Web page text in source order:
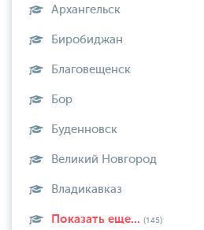
Архангельск
Биробиджан
Благовещенск
Бор
Буденновск
Великий Новгород
Владикавказ
Показать еще... (145)